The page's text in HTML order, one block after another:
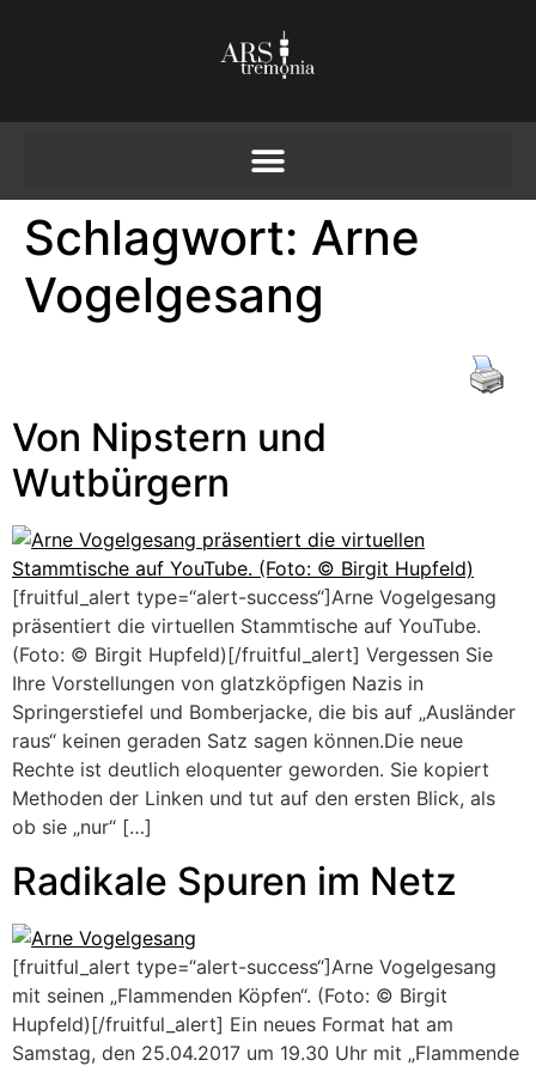
Schlagwort: Arne
Vogelgesang
Von Nipstern und
Wutbürgern
[fruitful_alert type=“alert-success“]Arne Vogelgesang
präsentiert die virtuellen Stammtische auf YouTube.
(Foto: © Birgit Hupfeld)[/fruitful_alert] Vergessen Sie
Ihre Vorstellungen von glatzköpfigen Nazis in
Springerstiefel und Bomberjacke, die bis auf „Ausländer
raus“ keinen geraden Satz sagen können.Die neue
Rechte ist deutlich eloquenter geworden. Sie kopiert
Methoden der Linken und tut auf den ersten Blick, als
ob sie „nur“ […]
Radikale Spuren im Netz
[fruitful_alert type=“alert-success“]Arne Vogelgesang
mit seinen „Flammenden Köpfen“. (Foto: © Birgit
Hupfeld)[/fruitful_alert] Ein neues Format hat am
Samstag, den 25.04.2017 um 19.30 Uhr mit „Flammende